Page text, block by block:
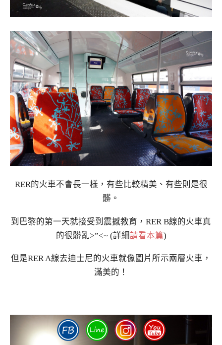
RER的火車不會長一樣，有些比較精美、有些則是很
髒。
到巴黎的第一天就接受到震撼教育，RER B線的火車真
的很髒亂>”<~ (詳細請看本篇)
但是RER A線去迪士尼的火車就像圖片所示兩層火車，
滿美的！